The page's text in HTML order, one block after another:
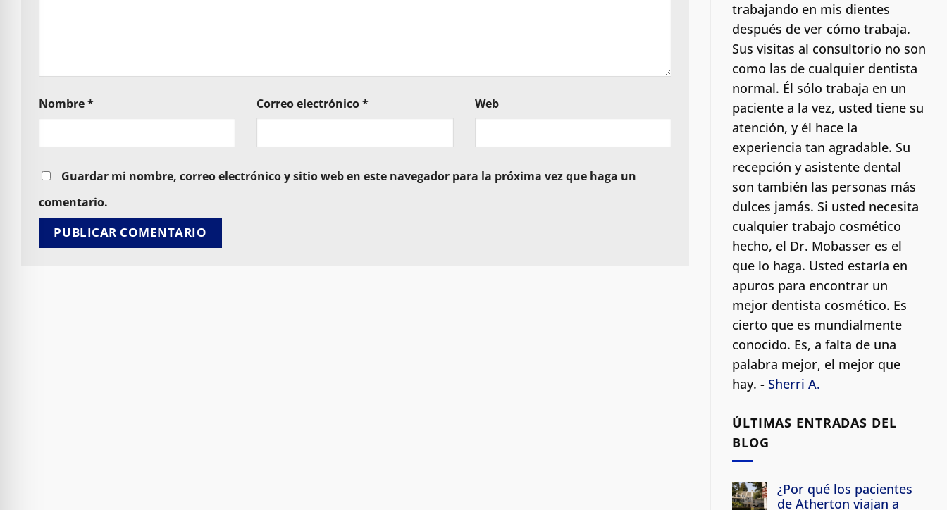
Nombre* Correo electrónico* Web
Guardar mi nombre, correo electrónico y sitio web en este navegador para la próxima vez que haga un
comentario.
trabajando en mis dientes
después de ver cómo trabaja.
Sus visitas al consultorio no son
como las de cualquier dentista
normal. Él sólo trabaja en un
paciente a la vez, usted tiene su
atención, y él hace la
experiencia tan agradable. Su
recepción y asistente dental
son también las personas más
dulces jamás. Si usted necesita
cualquier trabajo cosmético
hecho, el Dr. Mobasser es el
que lo haga. Usted estaría en
apuros para encontrar un
mejor dentista cosmético. Es
cierto que es mundialmente
conocido. Es, a falta de una
palabra mejor, el mejor que
hay. - Sherri A.
ÚLTIMAS ENTRADAS DEL
BLOG
¿Por qué los pacientes
de Atherton viajan a